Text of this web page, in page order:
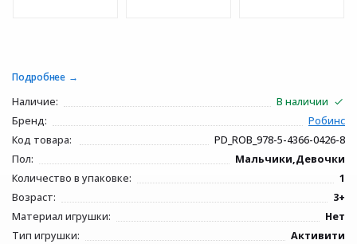
Подробнее
Наличие:
В наличии
Бренд:
Робинс
Код товара:
PD_ROB_978-5-4366-0426-8
Пол:
Мальчики,Девочки
Количество в упаковке:
1
Возраст:
3+
Материал игрушки:
Нет
Тип игрушки:
Активити